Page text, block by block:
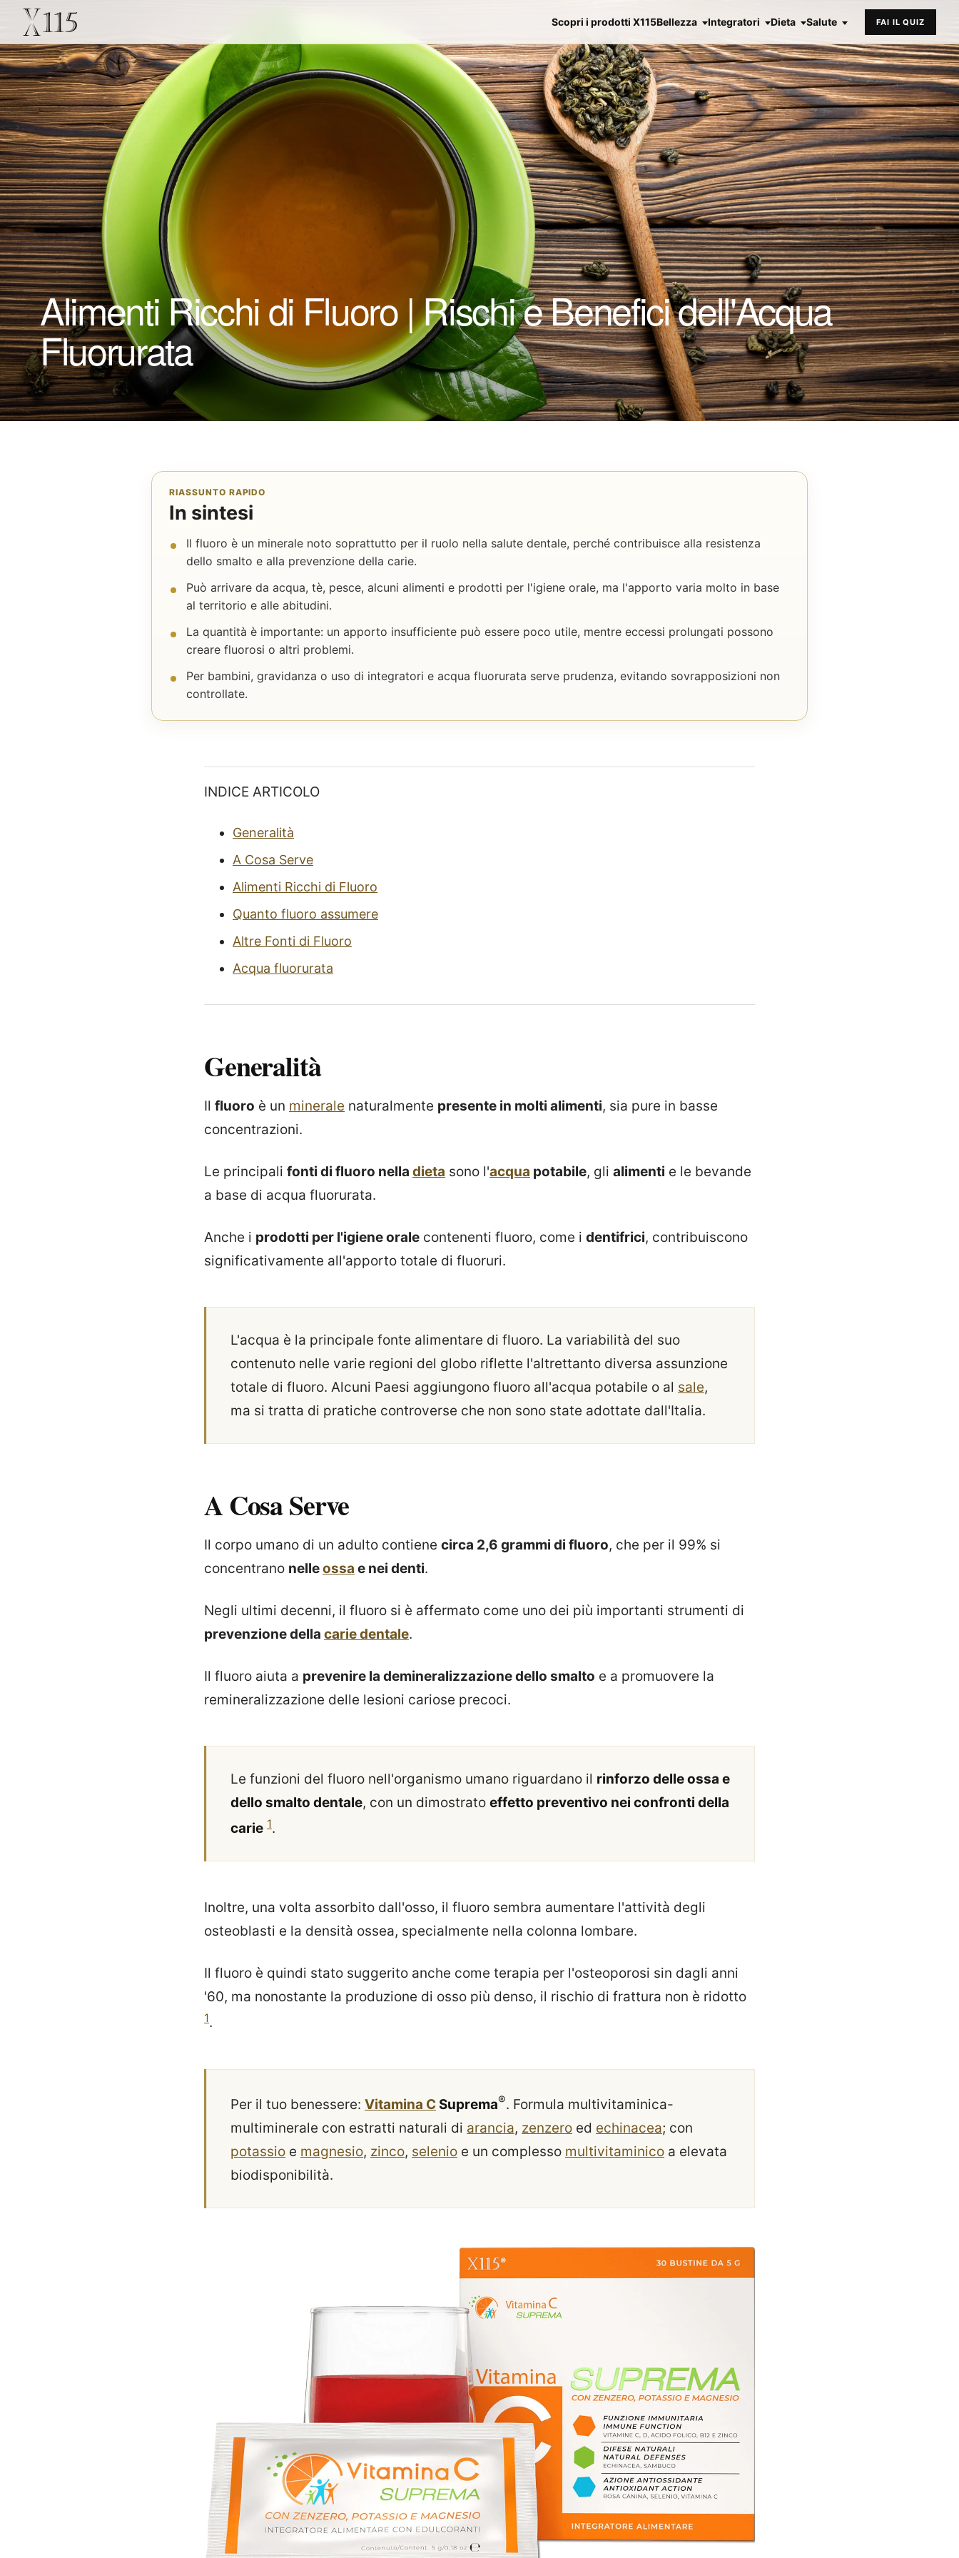
Scopri i prodotti X115Bellezza Integratori Dieta Salute FAI IL QUIZ
Alimenti Ricchi di Fluoro | Rischi e Benefici dell'Acqua
Fluorurata
RIASSUNTO RAPIDO
In sintesi
Il fluoro è un minerale noto soprattutto per il ruolo nella salute dentale, perché contribuisce alla resistenza
dello smalto e alla prevenzione della carie.
Può arrivare da acqua, tè, pesce, alcuni alimenti e prodotti per l'igiene orale, ma l'apporto varia molto in base
al territorio e alle abitudini.
La quantità è importante: un apporto insufficiente può essere poco utile, mentre eccessi prolungati possono
creare fluorosi o altri problemi.
Per bambini, gravidanza o uso di integratori e acqua fluorurata serve prudenza, evitando sovrapposizioni non
controllate.
INDICE ARTICOLO
Generalità
A Cosa Serve
Alimenti Ricchi di Fluoro
Quanto fluoro assumere
Altre Fonti di Fluoro
Acqua fluorurata
Generalità
Il fluoro è un minerale naturalmente presente in molti alimenti, sia pure in basse
concentrazioni.
Le principali fonti di fluoro nella dieta sono l'acqua potabile, gli alimenti e le bevande
a base di acqua fluorurata.
Anche i prodotti per l'igiene orale contenenti fluoro, come i dentifrici, contribuiscono
significativamente all'apporto totale di fluoruri.
L'acqua è la principale fonte alimentare di fluoro. La variabilità del suo
contenuto nelle varie regioni del globo riflette l'altrettanto diversa assunzione
totale di fluoro. Alcuni Paesi aggiungono fluoro all'acqua potabile o al sale,
ma si tratta di pratiche controverse che non sono state adottate dall'Italia.
A Cosa Serve
Il corpo umano di un adulto contiene circa 2,6 grammi di fluoro, che per il 99% si
concentrano nelleossa e nei denti.
Negli ultimi decenni, il fluoro si è affermato come uno dei più importanti strumenti di
prevenzione della carie dentale.
Il fluoro aiuta a prevenire la demineralizzazione dello smalto e a promuovere la
remineralizzazione delle lesioni cariose precoci.
Le funzioni del fluoro nell'organismo umano riguardano il rinforzo delle ossa e
dello smalto dentale, con un dimostrato effetto preventivo nei confronti della
carie 1.
Inoltre, una volta assorbito dall'osso, il fluoro sembra aumentare l'attività degli
osteoblasti e la densità ossea, specialmente nella colonna lombare.
Il fluoro è quindi stato suggerito anche come terapia per l'osteoporosi sin dagli anni
'60, ma nonostante la produzione di osso più denso, il rischio di frattura non è ridotto
1.
Per il tuo benessere: Vitamina C Suprema®. Formula multivitaminica-
multiminerale con estratti naturali di arancia, zenzero ed echinacea; con
potassio e magnesio, zinco, selenio e un complesso multivitaminico a elevata
biodisponibilità.